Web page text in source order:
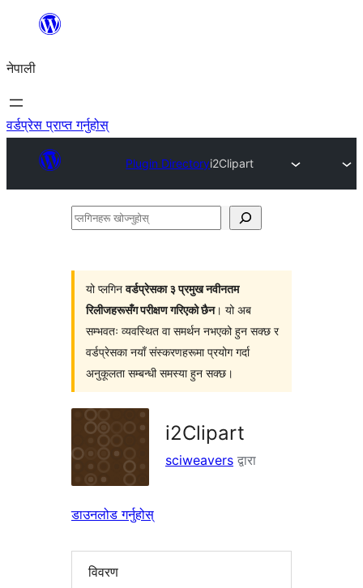
सामग्रीमा
नेपाली
वर्डप्रेस प्राप्त गर्नुहोस्
Plugin Directoryi2Clipart
प्लगिनहरू
यो प्लगिनवर्डप्रेसका ३ प्रमुख नवीनतम
रिलीजहरूसँग परीक्षण गरिएको छैन। यो अब
सम्भवतः व्यवस्थित वा समर्थन नभएको हुन सक्छ र
वर्डप्रेसका नयाँ संस्करणहरूमा प्रयोग गर्दा
अनुकूलता सम्बन्धी समस्या हुन सक्छ।
i2Clipart
sciweavers द्वारा
डाउनलोड गर्नुहोस्
विवरण